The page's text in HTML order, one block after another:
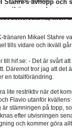
Stahre's avhopp och
viktig seger borta
serieledarna, men
Mikael Stahre
tills vidare och ikväll
hif.se: - Det är svårt
Däremot tror jag att det
en totalförändring.
lite restriktiv när det
Flavio utanför
stämningen på topp,
efter utvisningen
och kommer göra